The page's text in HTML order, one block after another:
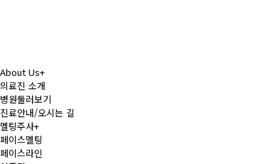
About Us+
의료진 소개
병원둘러보기
진료안내/오시는 길
멜팅주사+
페이스멜팅
페이스라인